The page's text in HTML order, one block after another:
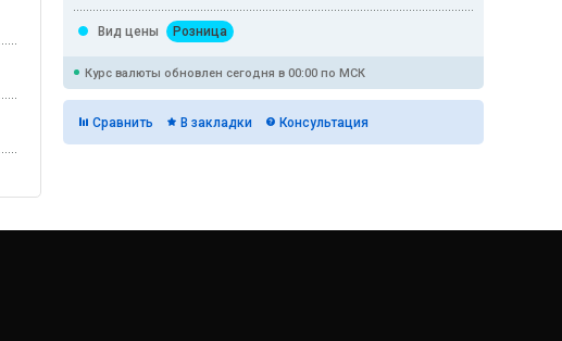
Вид цены Розница
Курс валюты обновлен сегодня в 00:00 по МСК
Сравнить В закладки Консультация